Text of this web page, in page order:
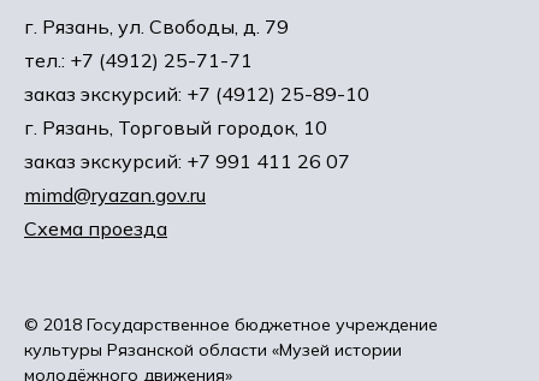
г. Рязань, ул. Свободы, д. 79
тел.: +7 (4912) 25-71-71
заказ экскурсий: +7 (4912) 25-89-10
г. Рязань, Торговый городок, 10
заказ экскурсий: +7 991 411 26 07
mimd@ryazan.gov.ru
Схема проезда
© 2018 Государственное бюджетное учреждение
культуры Рязанской области «Музей истории
молодёжного движения»